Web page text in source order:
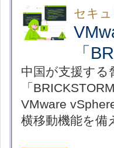
セキ
「
中国が支援す
「
VMware
横移動機能を備